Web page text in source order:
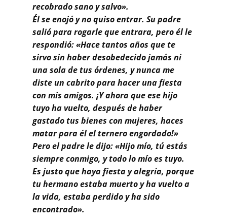
recobrado sano y salvo».
Él se enojó y no quiso entrar. Su padre
salió para rogarle que entrara, pero él le
respondió: «Hace tantos años que te
sirvo sin haber desobedecido jamás ni
una sola de tus órdenes, y nunca me
diste un cabrito para hacer una fiesta
con mis amigos. ¡Y ahora que ese hijo
tuyo ha vuelto, después de haber
gastado tus bienes con mujeres, haces
matar para él el ternero engordado!»
Pero el padre le dijo: «Hijo mío, tú estás
siempre conmigo, y todo lo mío es tuyo.
Es justo que haya fiesta y alegría, porque
tu hermano estaba muerto y ha vuelto a
la vida, estaba perdido y ha sido
encontrado».